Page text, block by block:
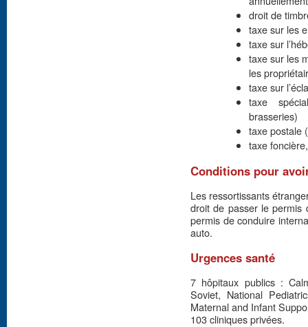
droit de
taxe sur les
taxe sur
taxe sur les
les
taxe sur
taxe
brasseries)
taxe postale
taxe
Conditions pour
Les ressortissants
droit de passer le permis
permis de conduire
auto.
Urgences santé
7 hôpitaux publics :
Soviet, National
Maternal and Infant
103 cliniques privées.